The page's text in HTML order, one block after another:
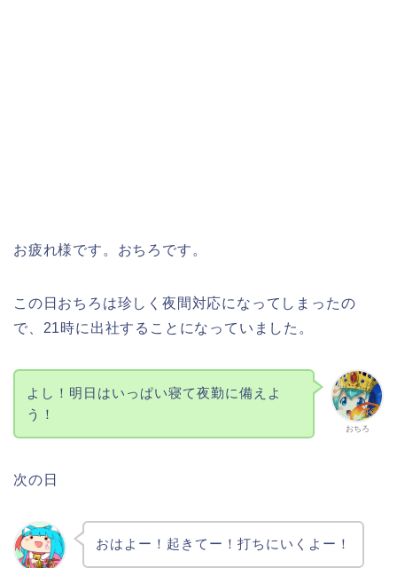
お疲れ様です。おちろです。
この日おちろは珍しく夜間対応になってしまったの
で、21時に出社することになっていました。
おちろ
よし！明日はいっぱい寝て夜勤に備えよ
う！
次の日
おはよー！起きてー！打ちにいくよー！